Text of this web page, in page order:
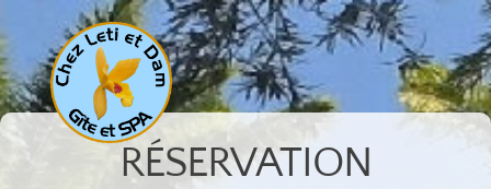
RÉSERVATION